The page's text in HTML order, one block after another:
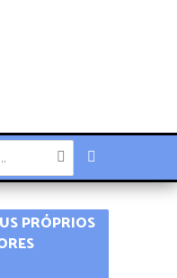
PRÓPRIOS